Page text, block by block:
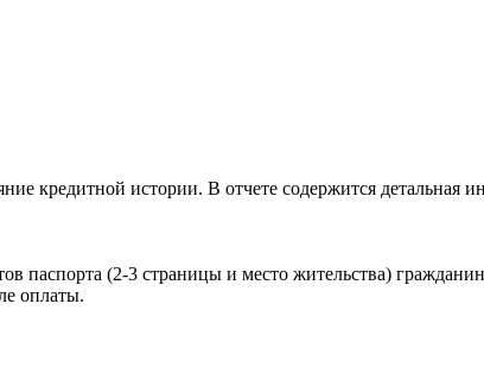
кредитной истории. В отчете содержится детальная
паспорта (2-3 страницы и место жительства)
оплаты.